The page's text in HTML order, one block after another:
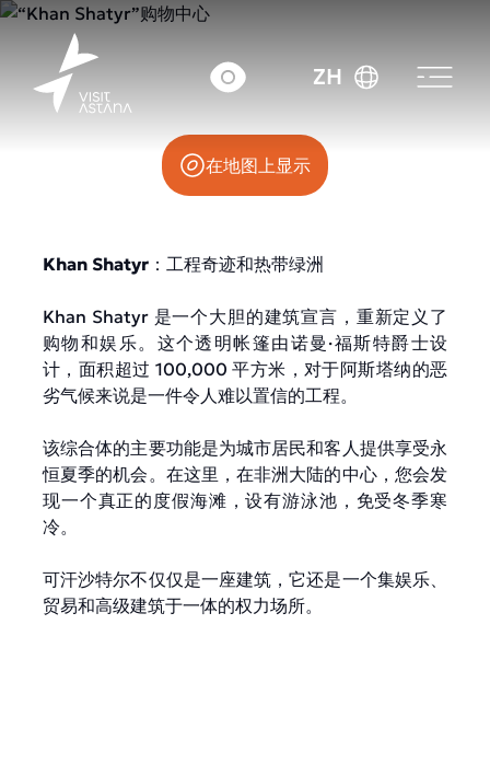
ZH
图兰大道37号
在地图上显示
Khan Shatyr ：工程奇迹和热带绿洲
Khan Shatyr 是一个大胆的建筑宣言，重新定义了
购物和娱乐。这个透明帐篷由诺曼·福斯特爵士设
计，面积超过 100,000 平方米，对于阿斯塔纳的恶
劣气候来说是一件令人难以置信的工程。
该综合体的主要功能是为城市居民和客人提供享受永
恒夏季的机会。在这里，在非洲大陆的中心，您会发
现一个真正的度假海滩，设有游泳池，免受冬季寒
冷。
可汗沙特尔不仅仅是一座建筑，它还是一个集娱乐、
贸易和高级建筑于一体的权力场所。